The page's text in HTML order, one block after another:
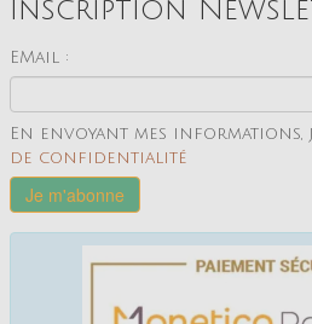
Inscription
En envoyant mes informations,
de confidentialité